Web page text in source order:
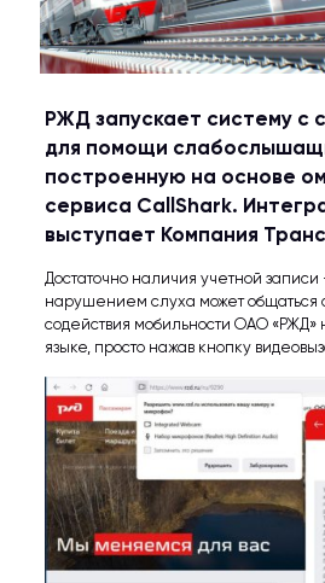
РЖД запускает систему с
для помощи
построенную на основе
сервиса CallShark.
выступает Компания
Достаточно наличия учетной
нарушением слуха может общаться
содействия мобильности ОАО «РЖД»
языке, просто нажав кнопку